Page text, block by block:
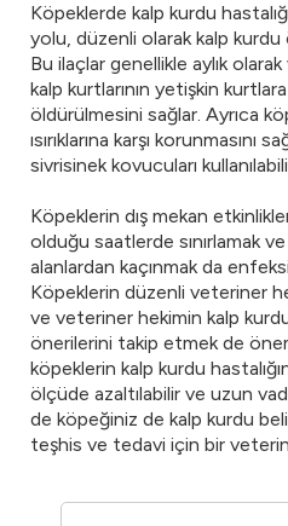
Köpeklerde kalp kurdu
yolu, düzenli olarak kalp kurdu
Bu ilaçlar genellikle aylık
kalp kurtlarının yetişkin
öldürülmesini sağlar. Ayrıca
ısırıklarına karşı korunmasını
sivrisinek kovucuları
Köpeklerin dış mekan
olduğu saatlerde sınırlamak ve
alanlardan kaçınmak da
Köpeklerin düzenli veteriner
ve veteriner hekimin kalp
önerilerini takip etmek de
köpeklerin kalp kurdu
ölçüde azaltılabilir ve uzun
de köpeğiniz de kalp kurdu
teşhis ve tedavi için bir